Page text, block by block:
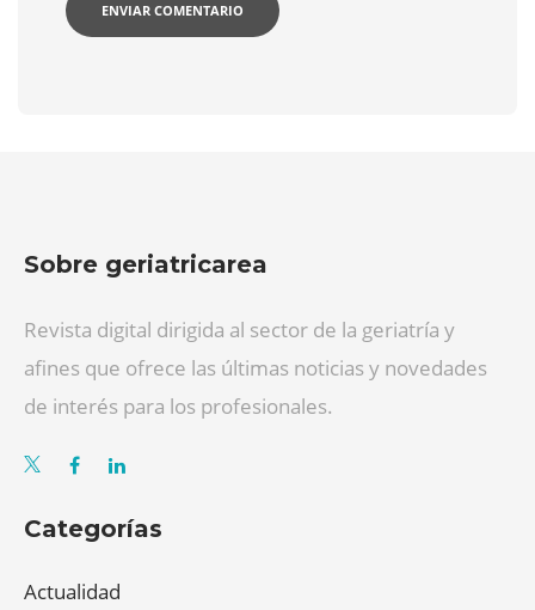
Sobre geriatricarea
Revista digital dirigida al sector de la geriatría y
afines que ofrece las últimas noticias y novedades
de interés para los profesionales.
Categorías
Actualidad